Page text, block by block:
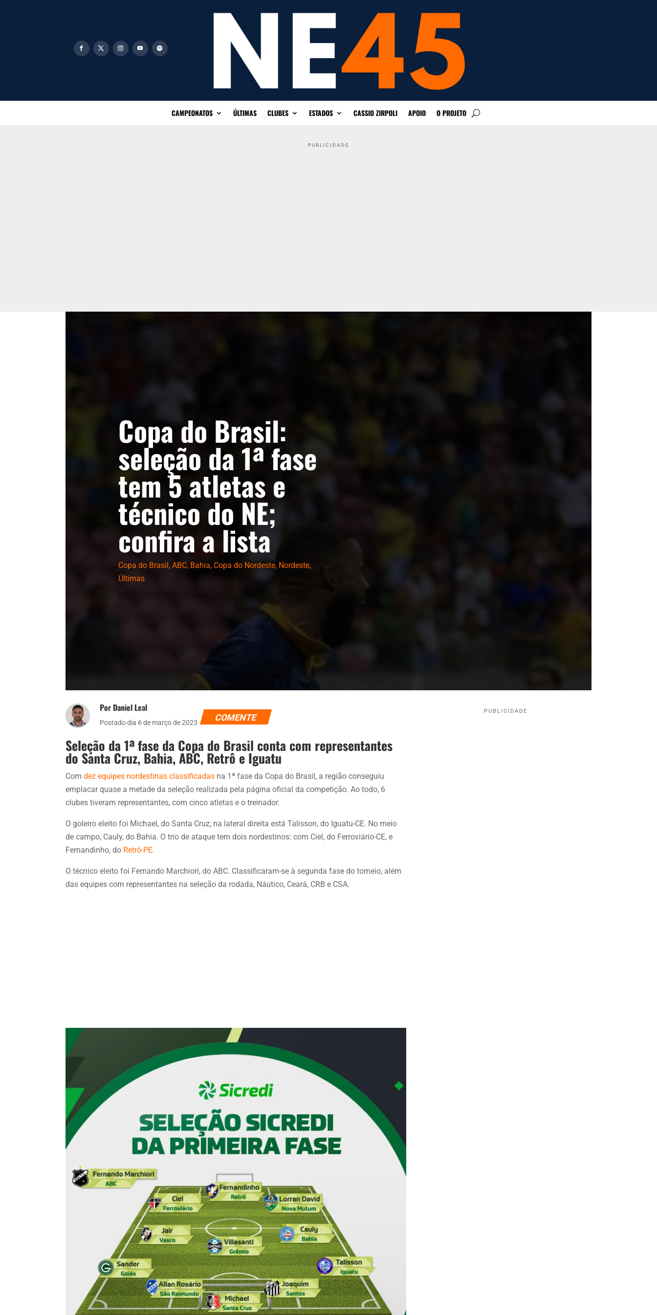
CAMPEONATOS ÚLTIMAS CLUBES ESTADOS CASSIO ZIRPOLI APOIO O PROJETO
PUBLICIDADE
Copa do Brasil:
seleção da 1ª fase
tem 5 atletas e
técnico do NE;
confira a lista
Copa do Brasil, ABC, Bahia, Copa do Nordeste, Nordeste,
Últimas
Por Daniel Leal
Postado dia 6 de março de 2023 COMENTE
Seleção da 1ª fase da Copa do Brasil conta com representantes
do Santa Cruz, Bahia, ABC, Retrô e Iguatu
Comdez equipes nordestinas classificadas na 1ª fase da Copa do Brasil, a região conseguiu
emplacar quase a metade da seleção realizada pela página oficial da competição. Ao todo, 6
clubes tiveram representantes, com cinco atletas e o treinador.
O goleiro eleito foi Michael, do Santa Cruz; na lateral direita está Talisson, do Iguatu-CE. No meio
de campo, Cauly, do Bahia. O trio de ataque tem dois nordestinos: com Ciel, do Ferroviário-CE, e
Fernandinho, do Retrô-PE.
O técnico eleito foi Fernando Marchiori, do ABC. Classificaram-se à segunda fase do torneio, além
das equipes com representantes na seleção da rodada, Náutico, Ceará, CRB e CSA.
PUBLICIDADE